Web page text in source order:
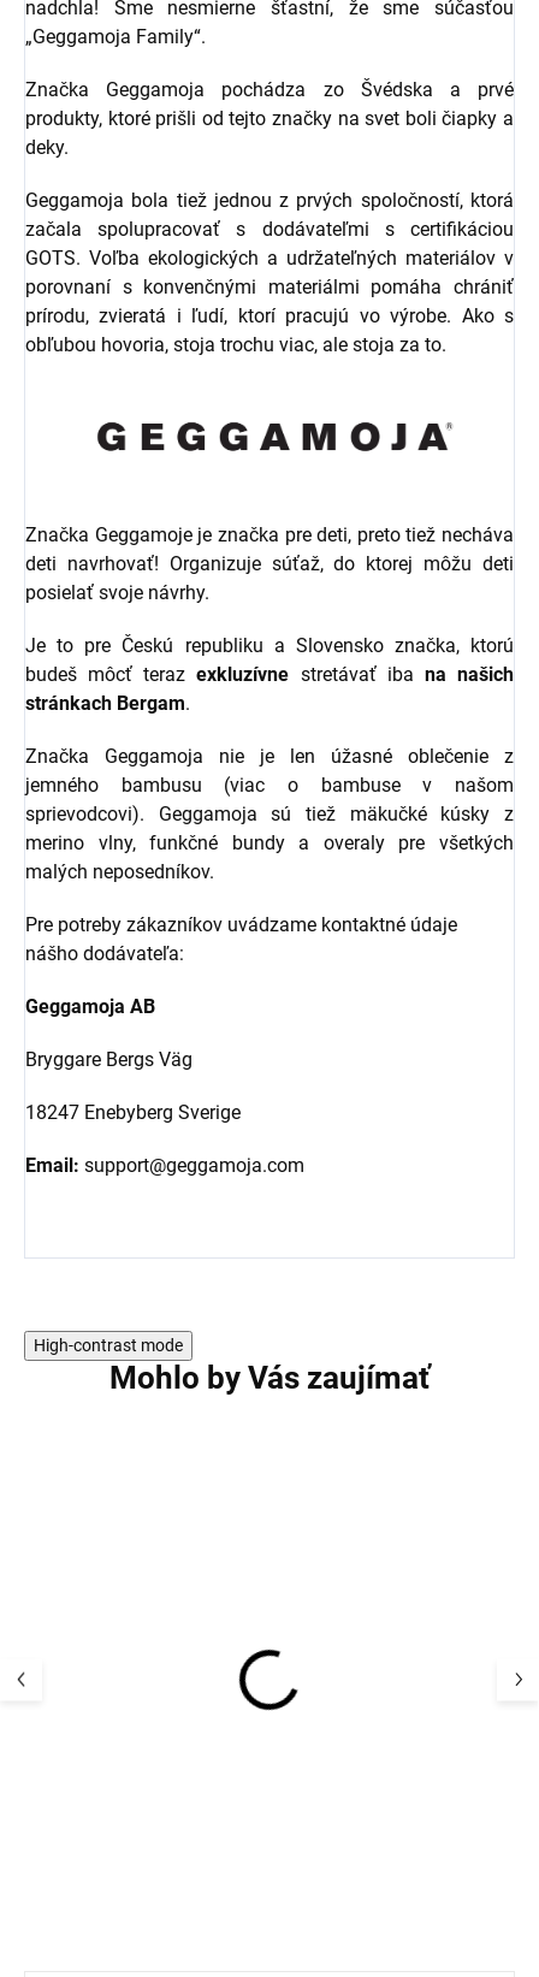
nadchla! Sme nesmierne šťastní, že sme súčasťou
„Geggamoja Family“.
Značka Geggamoja pochádza zo Švédska a prvé
produkty, ktoré prišli od tejto značky na svet boli čiapky a
deky.
Geggamoja bola tiež jednou z prvých spoločností, ktorá
začala spolupracovať s dodávateľmi s certifikáciou
GOTS. Voľba ekologických a udržateľných materiálov v
porovnaní s konvenčnými materiálmi pomáha chrániť
prírodu, zvieratá i ľudí, ktorí pracujú vo výrobe. Ako s
obľubou hovoria, stoja trochu viac, ale stoja za to.
Značka Geggamoje je značka pre deti, preto tiež necháva
deti navrhovať! Organizuje súťaž, do ktorej môžu deti
posielať svoje návrhy.
Je to pre Českú republiku a Slovensko značka, ktorú
budeš môcť terazexkluzívne stretávať iba na našich
stránkach Bergam.
Značka Geggamoja nie je len úžasné oblečenie z
jemného bambusu (viac o bambuse v našom
sprievodcovi). Geggamoja sú tiež mäkučké kúsky z
merino vlny, funkčné bundy a overaly pre všetkých
malých neposedníkov.
Pre potreby zákazníkov uvádzame kontaktné údaje
nášho dodávateľa:
Geggamoja AB
Bryggare Bergs Väg
18247 Enebyberg Sverige
Email: support@geggamoja.com
High-contrast mode
Mohlo by Vás zaujímať